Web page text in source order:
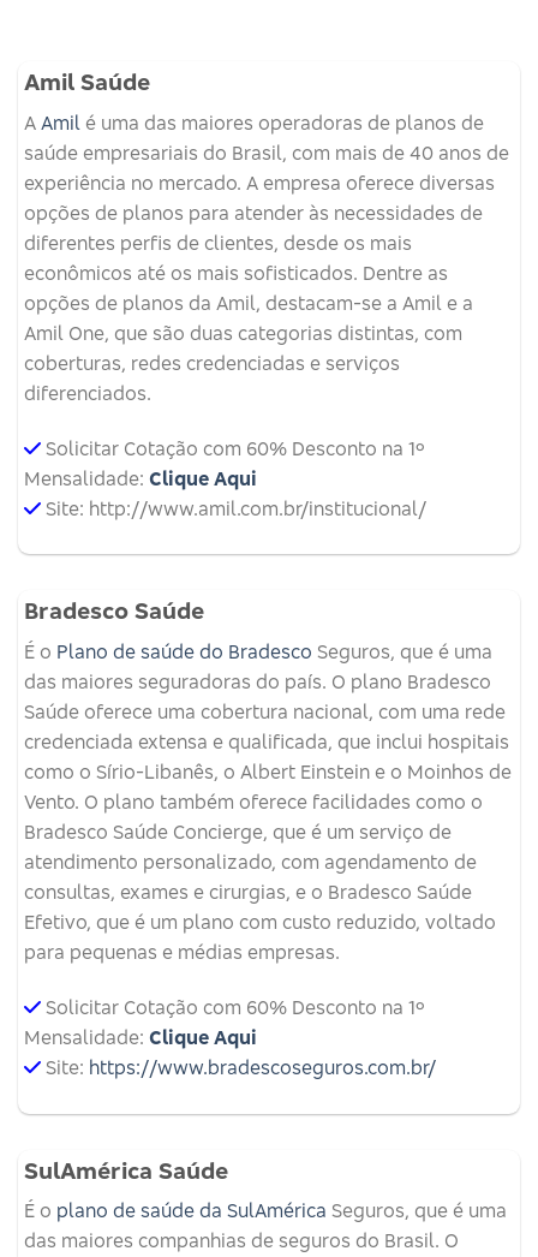
Amil Saúde
A Amil é uma das maiores operadoras de planos de
saúde empresariais do Brasil, com mais de 40 anos de
experiência no mercado. A empresa oferece diversas
opções de planos para atender às necessidades de
diferentes perfis de clientes, desde os mais
econômicos até os mais sofisticados. Dentre as
opções de planos da Amil, destacam-se a Amil e a
Amil One, que são duas categorias distintas, com
coberturas, redes credenciadas e serviços
diferenciados.
Solicitar Cotação com 60% Desconto na 1º
Mensalidade: Clique Aqui
Site: http://www.amil.com.br/institucional/
Bradesco Saúde
É o Plano de saúde do Bradesco Seguros, que é uma
das maiores seguradoras do país. O plano Bradesco
Saúde oferece uma cobertura nacional, com uma rede
credenciada extensa e qualificada, que inclui hospitais
como o Sírio-Libanês, o Albert Einstein e o Moinhos de
Vento. O plano também oferece facilidades como o
Bradesco Saúde Concierge, que é um serviço de
atendimento personalizado, com agendamento de
consultas, exames e cirurgias, e o Bradesco Saúde
Efetivo, que é um plano com custo reduzido, voltado
para pequenas e médias empresas.
Solicitar Cotação com 60% Desconto na 1º
Mensalidade: Clique Aqui
Site: https://www.bradescoseguros.com.br/
SulAmérica Saúde
É o plano de saúde da SulAmérica Seguros, que é uma
das maiores companhias de seguros do Brasil. O